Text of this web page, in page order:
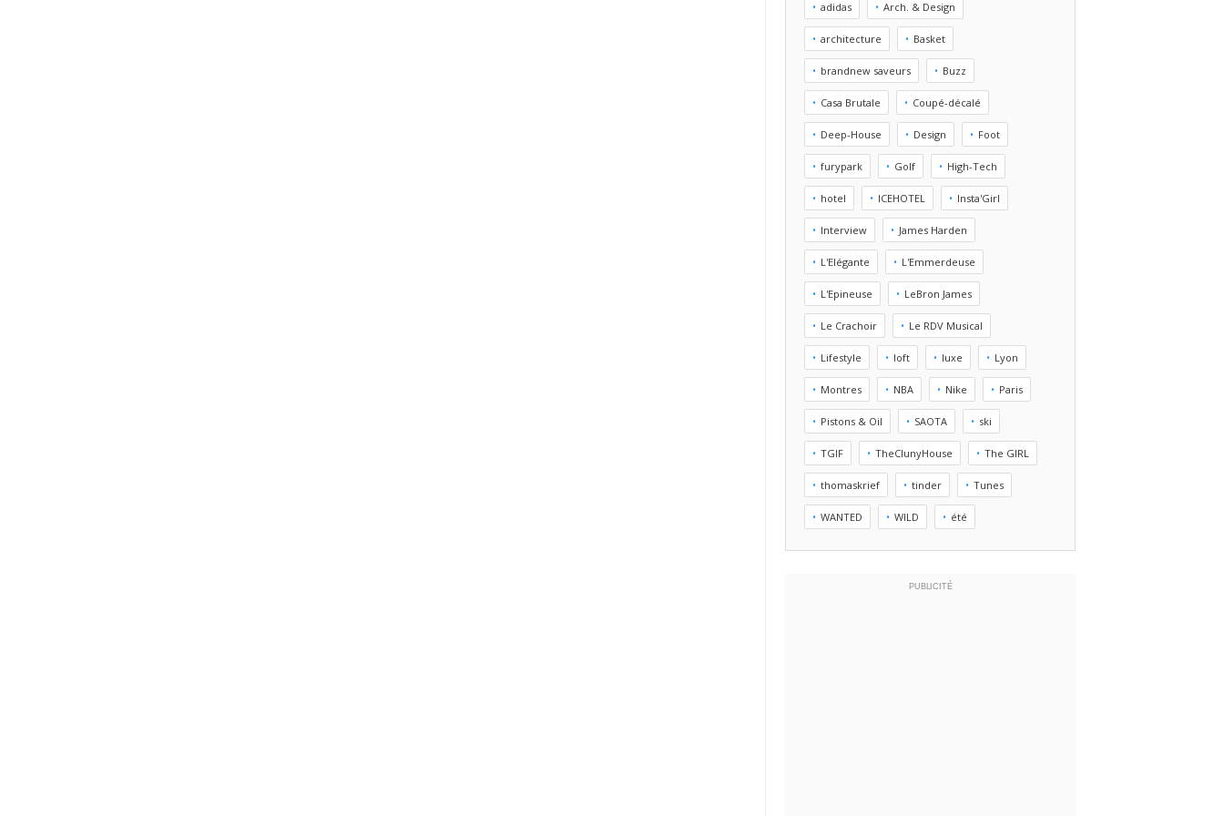
adidas Arch. & Design
architecture Basket
brandnew saveurs Buzz
Casa Brutale Coupé-décalé
Deep-House Design Foot
furypark Golf High-Tech
hotel ICEHOTEL Insta'Girl
Interview James Harden
L'Elégante L'Emmerdeuse
L'Epineuse LeBron James
Le Crachoir Le RDV Musical
Lifestyle loft luxe Lyon
Montres NBA Nike Paris
Pistons & Oil SAOTA ski
TGIF TheClunyHouse The GIRL
thomaskrief tinder Tunes
WANTED WILD été
PUBLICITÉ